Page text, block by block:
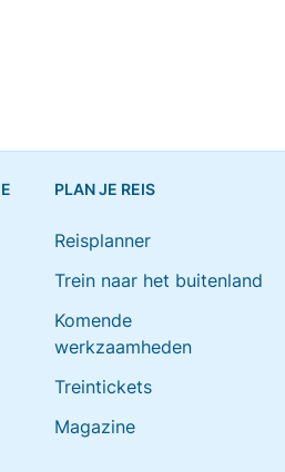
PLAN JE REIS
Reisplanner
Trein naar het buitenland
Komende
werkzaamheden
Treintickets
Magazine